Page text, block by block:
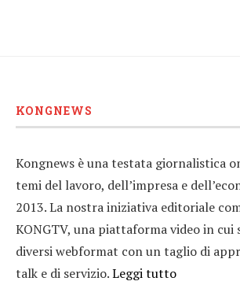
KONGNEWS
Kongnews è una testata giornalistica
temi del lavoro, dell’impresa e
2013. La nostra iniziativa editoriale
KONGTV, una piattaforma video in cui
diversi webformat con un taglio di
talk e di servizio.Leggi tutto